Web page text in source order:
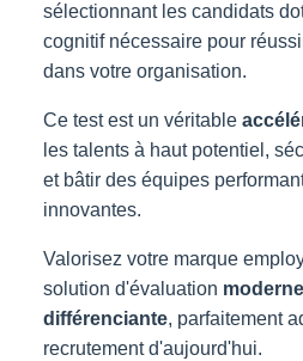
sélectionnant les candidats
cognitif nécessaire pour
dans votre organisation.
Ce test est un véritable
les talents à haut potentiel,
et bâtir des équipes
innovantes.
Valorisez votre marque
solution d'évaluation
différenciante, parfaitement
recrutement d'aujourd'hui.